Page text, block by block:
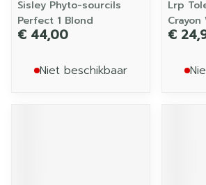
Sisley Phyto-sourcils
Perfect 1 Blond
€ 44,00
Niet beschikbaar
Lrp
€